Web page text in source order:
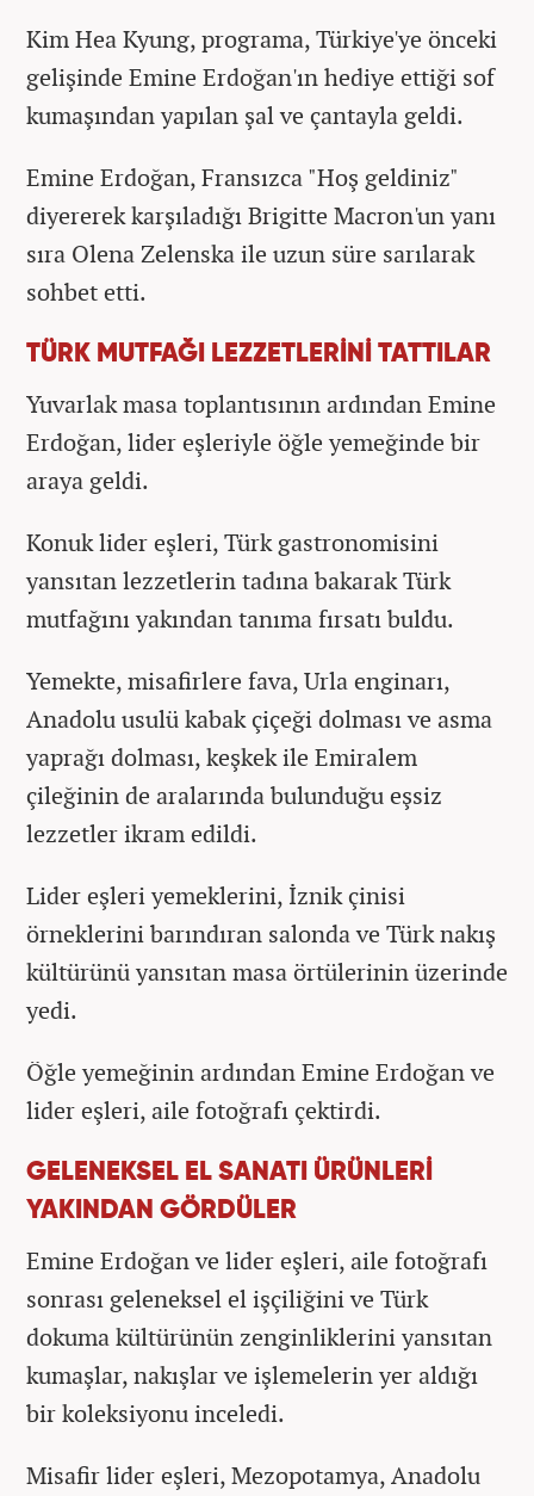
Kim Hea Kyung, programa, Türkiye'ye önceki
gelişinde Emine Erdoğan'ın hediye ettiği sof
kumaşından yapılan şal ve çantayla geldi.
Emine Erdoğan, Fransızca "Hoş geldiniz"
diyererek karşıladığı Brigitte Macron'un yanı
sıra Olena Zelenska ile uzun süre sarılarak
sohbet etti.
TÜRK MUTFAĞI LEZZETLERİNİ TATTILAR
Yuvarlak masa toplantısının ardından Emine
Erdoğan, lider eşleriyle öğle yemeğinde bir
araya geldi.
Konuk lider eşleri, Türk gastronomisini
yansıtan lezzetlerin tadına bakarak Türk
mutfağını yakından tanıma fırsatı buldu.
Yemekte, misafirlere fava, Urla enginarı,
Anadolu usulü kabak çiçeği dolması ve asma
yaprağı dolması, keşkek ile Emiralem
çileğinin de aralarında bulunduğu eşsiz
lezzetler ikram edildi.
Lider eşleri yemeklerini, İznik çinisi
örneklerini barındıran salonda ve Türk nakış
kültürünü yansıtan masa örtülerinin üzerinde
yedi.
Öğle yemeğinin ardından Emine Erdoğan ve
lider eşleri, aile fotoğrafı çektirdi.
GELENEKSEL EL SANATI ÜRÜNLERİ
YAKINDAN GÖRDÜLER
Emine Erdoğan ve lider eşleri, aile fotoğrafı
sonrası geleneksel el işçiliğini ve Türk
dokuma kültürünün zenginliklerini yansıtan
kumaşlar, nakışlar ve işlemelerin yer aldığı
bir koleksiyonu inceledi.
Misafir lider eşleri, Mezopotamya, Anadolu